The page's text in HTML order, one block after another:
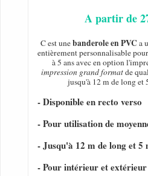
A partir de
C est unebanderole en PVC a
entièrement personnalisable
à 5 ans avec en option
impression grand formatde
jusqu'à 12 m de long et
- Disponible en recto verso
- Pour utilisation de
- Jusqu'à 12 m de long et 5
- Pour intérieur et extérieur